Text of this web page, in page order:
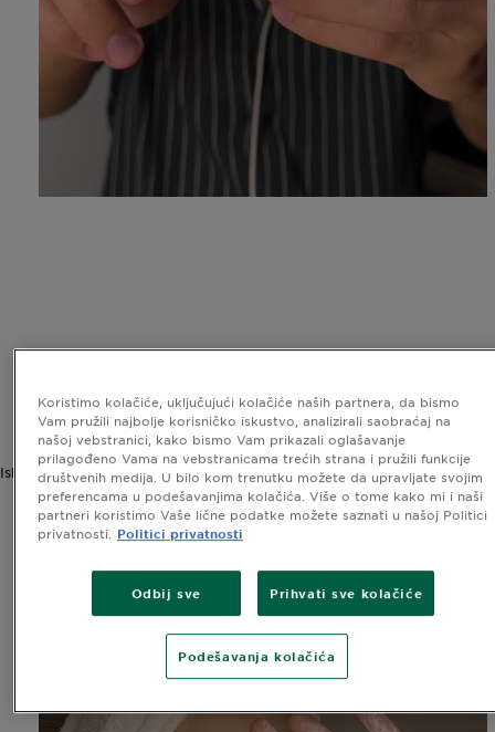
Iskustvo
Koristimo kolačiće, uključujući kolačiće naših partnera, da bismo
Vam pružili najbolje korisničko iskustvo, analizirali saobraćaj na
našoj vebstranici, kako bismo Vam prikazali oglašavanje
prilagođeno Vama na vebstranicama trećih strana i pružili funkcije
društvenih medija. U bilo kom trenutku možete da upravljate svojim
preferencama u podešavanjima kolačića. Više o tome kako mi i naši
partneri koristimo Vaše lične podatke možete saznati u našoj Politici
privatnosti.
Politici privatnosti
Odbij sve Prihvati sve kolačiće
Podešavanja kolačića